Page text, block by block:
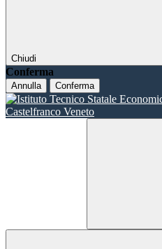
Chiudi
Conferma
Annulla Conferma